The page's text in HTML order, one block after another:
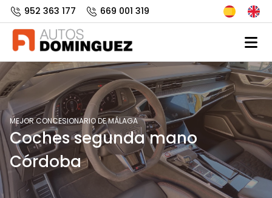
952 363 177 669 001 319
MEJOR CONCESIONARIO DE MÁLAGA
Coches segunda mano
Córdoba